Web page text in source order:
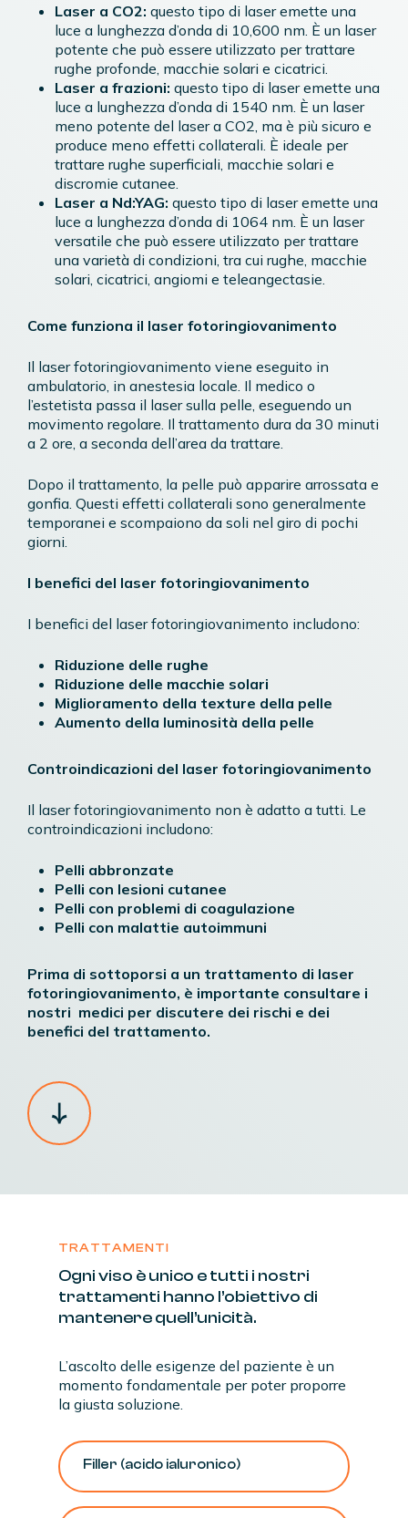
Laser a CO2: questo tipo di laser emette una
luce a lunghezza d’onda di 10,600 nm. È un laser
potente che può essere utilizzato per trattare
rughe profonde, macchie solari e cicatrici.
Laser a frazioni: questo tipo di laser emette una
luce a lunghezza d’onda di 1540 nm. È un laser
meno potente del laser a CO2, ma è più sicuro e
produce meno effetti collaterali. È ideale per
trattare rughe superficiali, macchie solari e
discromie cutanee.
Laser a Nd:YAG: questo tipo di laser emette una
luce a lunghezza d’onda di 1064 nm. È un laser
versatile che può essere utilizzato per trattare
una varietà di condizioni, tra cui rughe, macchie
solari, cicatrici, angiomi e teleangectasie.
Come funziona il laser fotoringiovanimento
Il laser fotoringiovanimento viene eseguito in
ambulatorio, in anestesia locale. Il medico o
l’estetista passa il laser sulla pelle, eseguendo un
movimento regolare. Il trattamento dura da 30 minuti
a 2 ore, a seconda dell’area da trattare.
Dopo il trattamento, la pelle può apparire arrossata e
gonfia. Questi effetti collaterali sono generalmente
temporanei e scompaiono da soli nel giro di pochi
giorni.
I benefici del laser fotoringiovanimento
I benefici del laser fotoringiovanimento includono:
Riduzione delle rughe
Riduzione delle macchie solari
Miglioramento della texture della pelle
Aumento della luminosità della pelle
Controindicazioni del laser fotoringiovanimento
Il laser fotoringiovanimento non è adatto a tutti. Le
controindicazioni includono:
Pelli abbronzate
Pelli con lesioni cutanee
Pelli con problemi di coagulazione
Pelli con malattie autoimmuni
Prima di sottoporsi a un trattamento di laser
fotoringiovanimento, è importante consultare i
nostri medici per discutere dei rischi e dei
benefici del trattamento.
TRATTAMENTI
Ogniviso èunico etutti i nostri
trattamenti hanno l’obiettivo di
mantenerequell’unicità.
L’ascolto delle esigenze del paziente è un
momento fondamentale per poter proporre
la giusta soluzione.
Filler (acido ialuronico)